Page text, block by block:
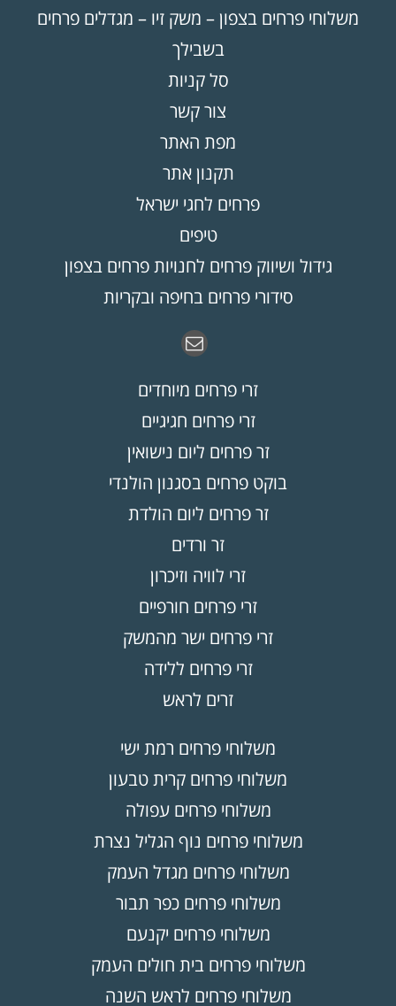
משלוחי פרחים בצפון – משק זיו – מגדלים פרחים
בשבילך
סל קניות
צור קשר
מפת האתר
תקנון אתר
פרחים לחגי ישראל
טיפים
גידול ושיווק פרחים לחנויות פרחים בצפון
סידורי פרחים בחיפה ובקריות
זרי פרחים מיוחדים
זרי פרחים חגיגיים
זר פרחים ליום נישואין
בוקט פרחים בסגנון הולנדי
זר פרחים ליום הולדת
זר ורדים
זרי לוויה וזיכרון
זרי פרחים חורפיים
זרי פרחים ישר מהמשק
זרי פרחים ללידה
זרים לראש
משלוחי פרחים רמת ישי
משלוחי פרחים קרית טבעון
משלוחי פרחים עפולה
משלוחי פרחים נוף הגליל נצרת
משלוחי פרחים מגדל העמק
משלוחי פרחים כפר תבור
משלוחי פרחים יקנעם
משלוחי פרחים בית חולים העמק
משלוחי פרחים לראש השנה